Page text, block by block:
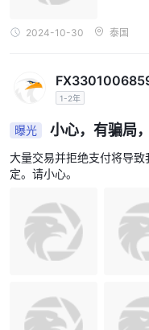
2024-10-30 泰国
1-2年
曝光 小心，有骗局
大量交易并拒绝支付将导
定。请小心。